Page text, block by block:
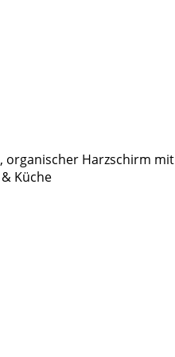
organischer Harzschirm mit
Küche